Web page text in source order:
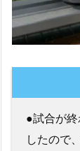
●試合が
したので